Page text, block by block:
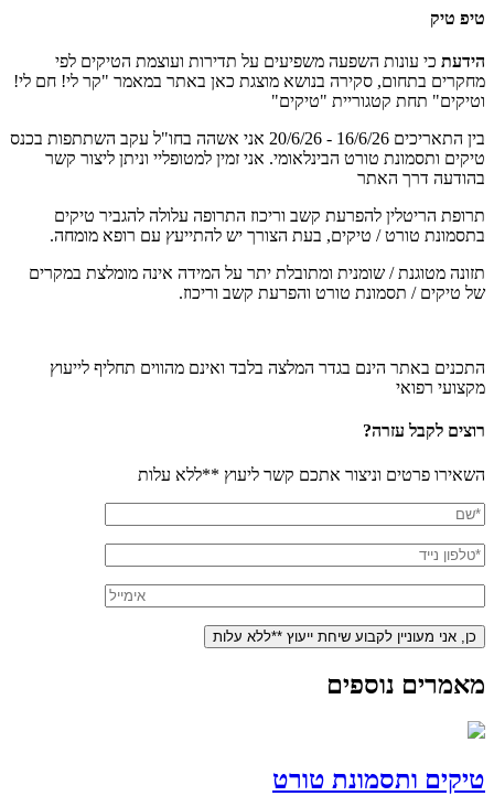
טיפ טיק
הידעת כי עונות השפעה משפיעים על תדירות ועוצמת הטיקים לפי
מחקרים בתחום, סקירה בנושא מוצגת כאן באתר במאמר "קר לי! חם לי!
וטיקים" תחת קטגוריית "טיקים"
בין התאריכים 16/6/26 - 20/6/26 אני אשהה בחו"ל עקב השתתפות בכנס
טיקים ותסמונת טורט הבינלאומי. אני זמין למטופליי וניתן ליצור קשר
בהודעה דרך האתר
תרופת הריטלין להפרעת קשב וריכוז התרופה עלולה להגביר טיקים
בתסמונת טורט / טיקים, בעת הצורך יש להתייעץ עם רופא מומחה.
תזונה מטוגנת / שומנית ומתובלת יתר על המידה אינה מומלצת במקרים
של טיקים / תסמונת טורט והפרעת קשב וריכוז.
התכנים באתר הינם בגדר המלצה בלבד ואינם מהווים תחליף לייעוץ
מקצועי רפואי
רוצים לקבל עזרה?
השאירו פרטים וניצור אתכם קשר ליעוץ **ללא עלות
מאמרים נוספים
טיקים ותסמונת טורט